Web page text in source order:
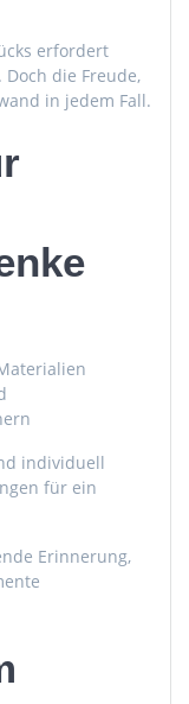
erfordert
die Freude,
in jedem Fall.
individuell
für ein
Erinnerung,